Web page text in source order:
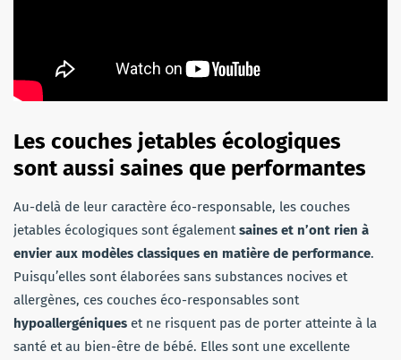
Les couches jetables écologiques
sont aussi saines que performantes
Au-delà de leur caractère éco-responsable, les couches
jetables écologiques sont égalementsaines et n’ont rien à
envier aux modèles classiques en matière de performance.
Puisqu’elles sont élaborées sans substances nocives et
allergènes, ces couches éco-responsables sont
hypoallergéniques et ne risquent pas de porter atteinte à la
santé et au bien-être de bébé. Elles sont une excellente